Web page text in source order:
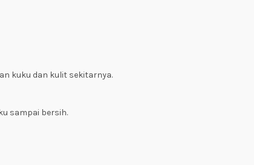
kuku dan kulit sekitarnya.
sampai bersih.